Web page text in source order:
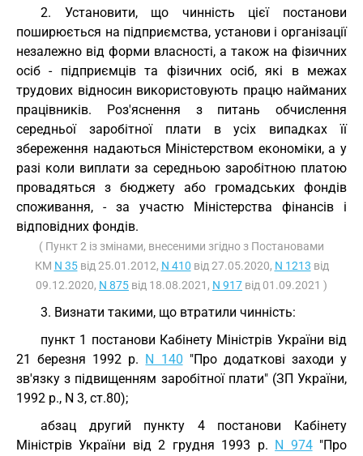
2. Установити, що чинність цієї постанови
поширюється на підприємства, установи і організації
незалежно від форми власності, а також на фізичних
осіб - підприємців та фізичних осіб, які в межах
трудових відносин використовують працю найманих
працівників. Роз'яснення з питань обчислення
середньої заробітної плати в усіх випадках її
збереження надаються Міністерством економіки, а у
разі коли виплати за середньою заробітною платою
провадяться з бюджету або громадських фондів
споживання, - за участю Міністерства фінансів і
відповідних фондів.
( Пункт 2 із змінами, внесеними згідно з Постановами
КМ N 35від 25.01.2012, N 410 від 27.05.2020, N 1213 від
09.12.2020, N 875 від 18.08.2021, N 917 від 01.09.2021 )
3. Визнати такими, що втратили чинність:
пункт 1 постанови Кабінету Міністрів України від
21 березня 1992 р. N 140 "Про додаткові заходи у
зв'язку з підвищенням заробітної плати" (ЗП України,
1992 р., N 3, ст.80);
абзац другий пункту 4 постанови Кабінету
Міністрів України від 2 грудня 1993 р. N 974"Про